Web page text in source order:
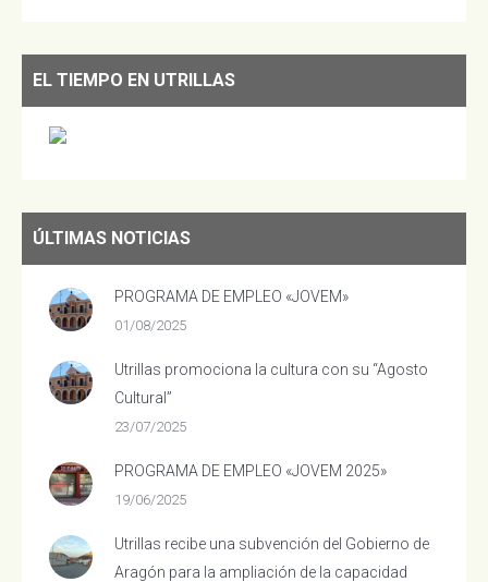
EL TIEMPO EN UTRILLAS
ÚLTIMAS NOTICIAS
PROGRAMA DE EMPLEO «JOVEM»
01/08/2025
Utrillas promociona la cultura con su “Agosto
Cultural”
23/07/2025
PROGRAMA DE EMPLEO «JOVEM 2025»
19/06/2025
Utrillas recibe una subvención del Gobierno de
Aragón para la ampliación de la capacidad